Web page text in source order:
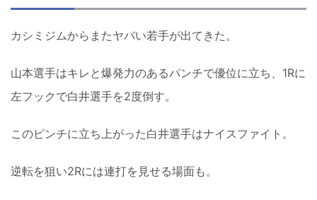
カシミジムからまたヤバい若手が出てきた。
山本選手はキレと爆発力のあるパンチで優位に立ち、1Rに
左フックで白井選手を2度倒す。
このピンチに立ち上がった白井選手はナイスファイト。
逆転を狙い2Rには連打を見せる場面も。